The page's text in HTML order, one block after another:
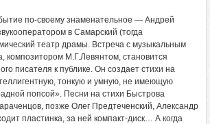
по-своему знаменательное — Андрей
в Самарский (тогда
театр драмы. Встреча с музыкальным
композитором М.Г.Левянтом, становится
писателя к публике. Он создает стихи на
тонкую и умную, не имеющую
попсой». Песни на стихи Быстрова
позже Олег Предтеченский, Александр
пластинка, за ней компакт-диск… А когда